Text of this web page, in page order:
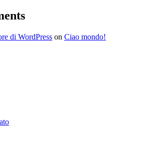
di WordPress on Ciao mondo!